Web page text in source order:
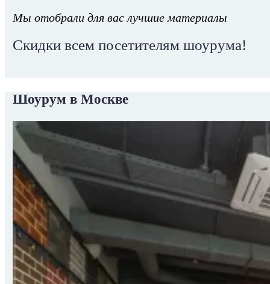
Мы отобрали для вас лучшие материалы
Скидки всем посетителям шоурума!
Шоурум в Москве